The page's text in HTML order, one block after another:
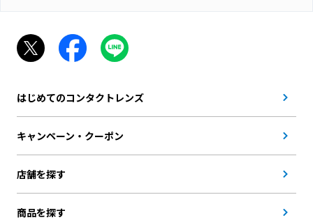
はじめてのコンタクトレンズ
キャンペーン・クーポン
店舗を探す
商品を探す